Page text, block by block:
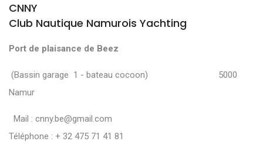
CNNY
Club Nautique Namurois Yachting
Port de plaisance de Beez
(Bassin garage 1 - bateau cocoon) 5000
Namur
Mail : cnny.be@gmail.com
Téléphone : + 32 475 71 41 81